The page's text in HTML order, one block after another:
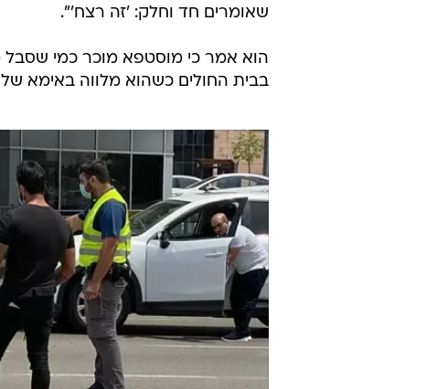
שאומרים חד וחלק: 'זה רצח'".
הוא אמר כי מוסטפא מוכר כמי שסבל
בבית החולים כשהוא מלווה באימא